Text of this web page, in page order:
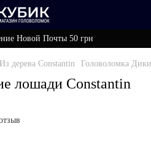
Новой Почты 50 грн
Из дерева Constantin Головоломка
лошади Constantin